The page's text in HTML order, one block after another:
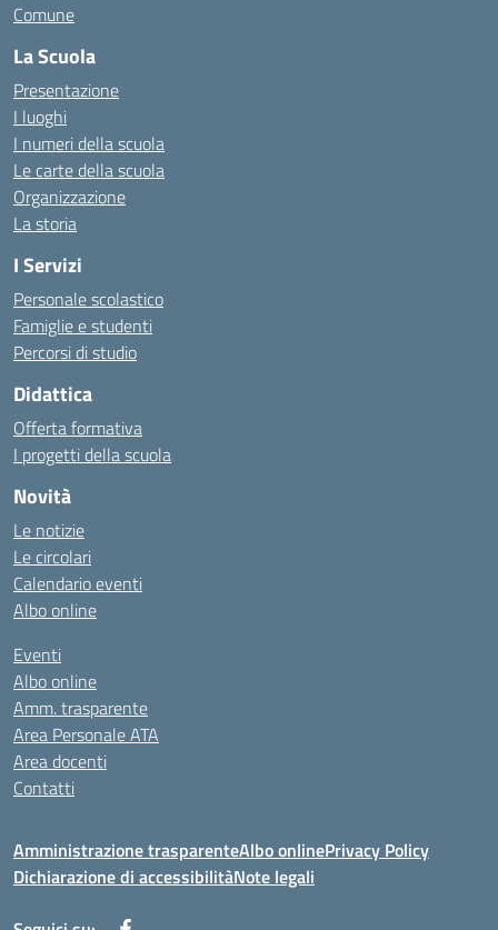
Comune
La Scuola
Presentazione
I luoghi
I numeri della scuola
Le carte della scuola
Organizzazione
La storia
I Servizi
Personale scolastico
Famiglie e studenti
Percorsi di studio
Didattica
Offerta formativa
I progetti della scuola
Novità
Le notizie
Le circolari
Calendario eventi
Albo online
Eventi
Albo online
Amm. trasparente
Area Personale ATA
Area docenti
Contatti
Amministrazione trasparenteAlbo onlinePrivacy Policy
Dichiarazione di accessibilitàNote legali